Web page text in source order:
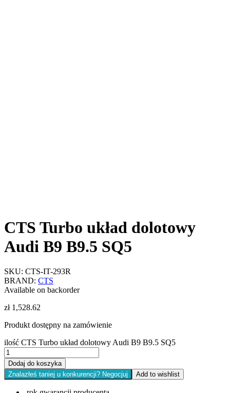
CTS Turbo układ dolotowy
Audi B9 B9.5 SQ5
SKU: CTS-IT-293R
BRAND: CTS
Available on backorder
zł1,528.62
Produkt dostępny na zamówienie
ilość CTS Turbo układ dolotowy Audi B9 B9.5 SQ5
Dodaj do koszyka
Znalazłeś taniej u konkurencji? Negocjuj
Add to wishlist